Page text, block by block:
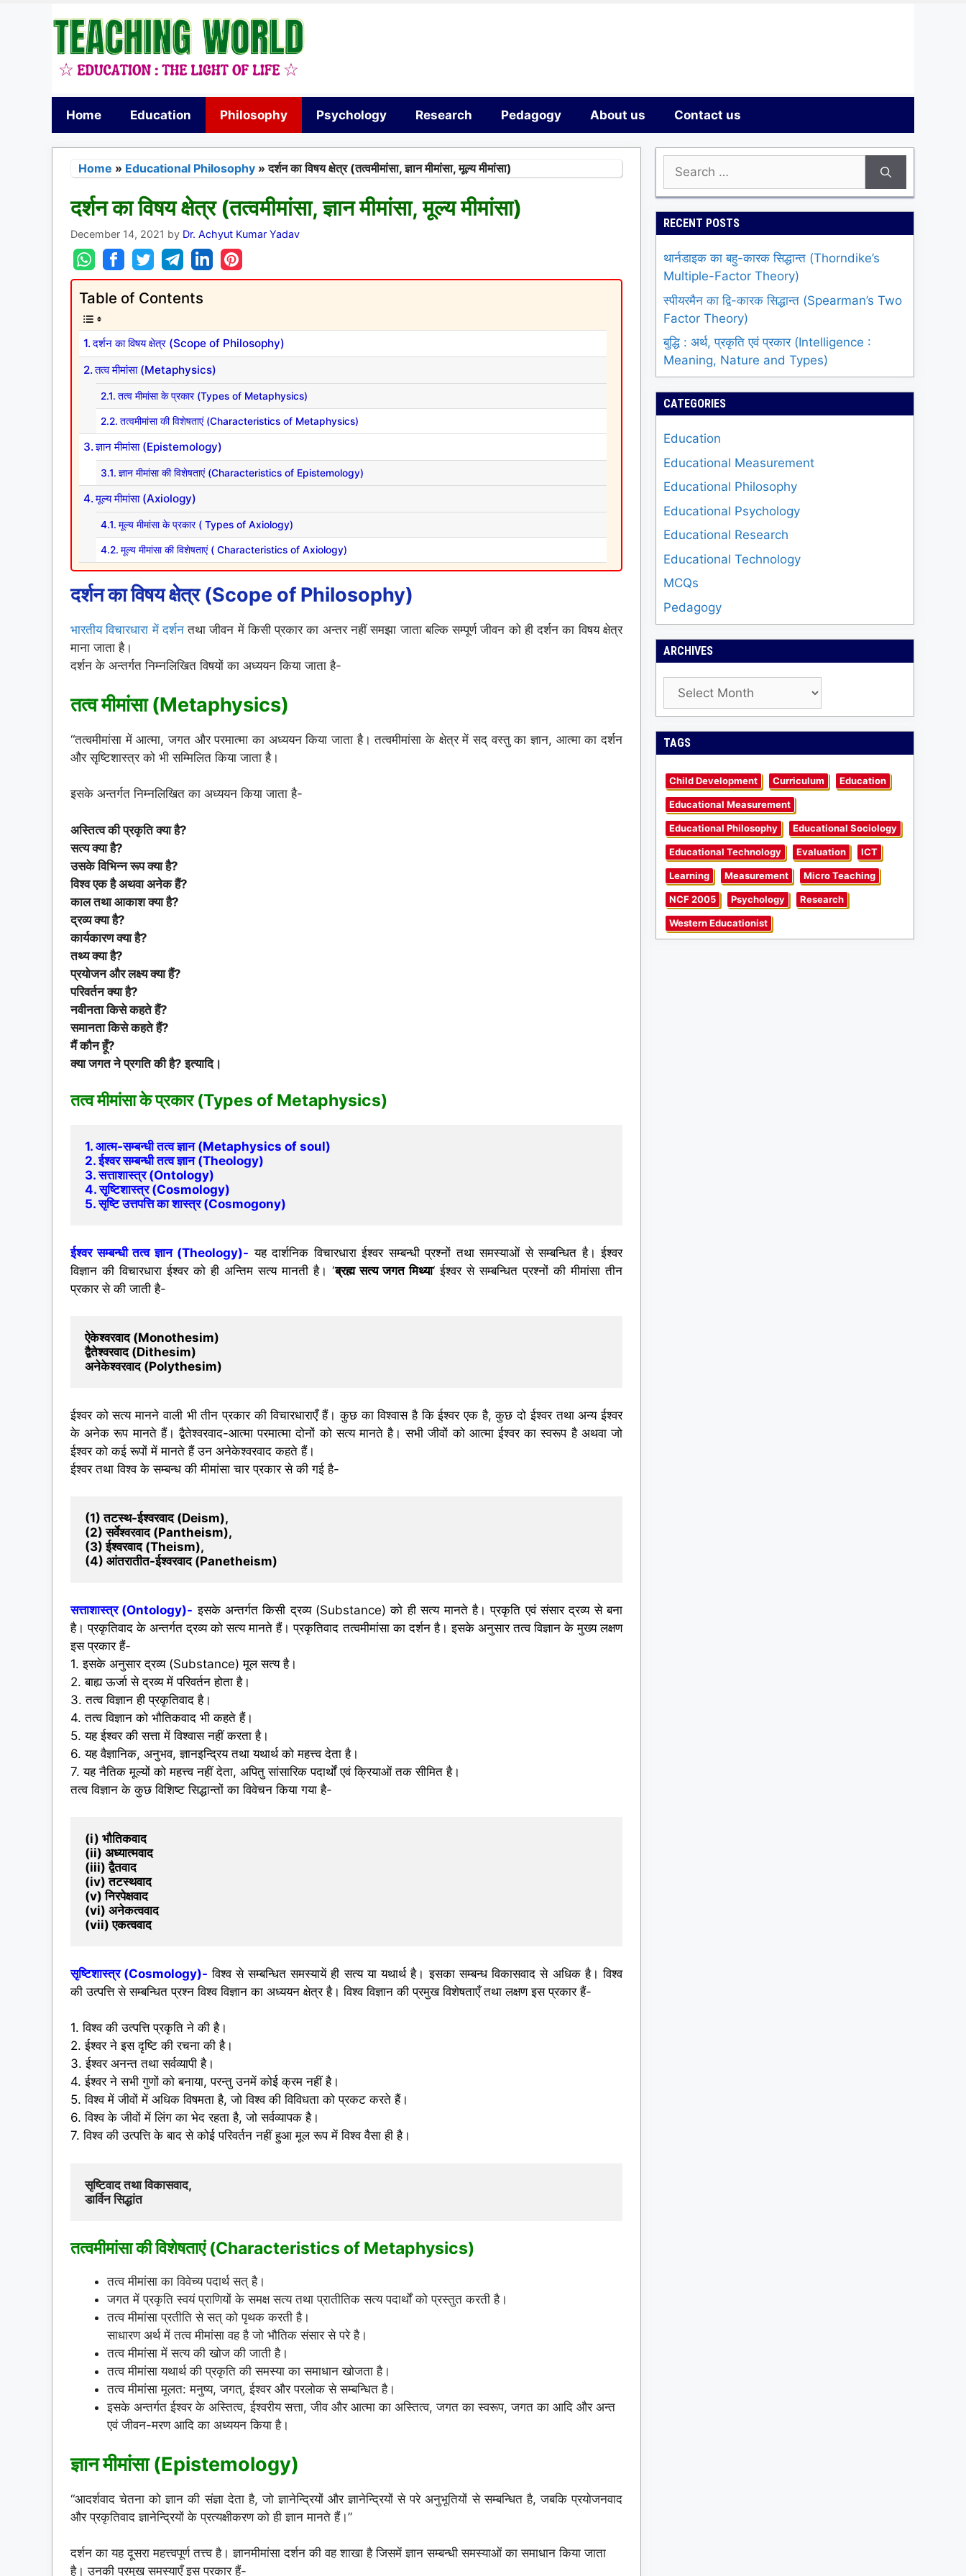
Home Education Philosophy Psychology Research Pedagogy About us Contact us
Home » Educational Philosophy »दर्शन का विषय क्षेत्र (तत्वमीमांसा, ज्ञान मीमांसा, मूल्य मीमांसा)
दर्शन का विषय क्षेत्र (तत्वमीमांसा, ज्ञान मीमांसा, मूल्य मीमांसा)
December 14, 2021 by Dr. Achyut Kumar Yadav
Table of Contents
दर्शन का विषय क्षेत्र (Scope of Philosophy)
तत्व मीमांसा (Metaphysics)
तत्व मीमांसा के प्रकार (Types of Metaphysics)
तत्वमीमांसा की विशेषताएं (Characteristics of Metaphysics)
ज्ञान मीमांसा (Epistemology)
ज्ञान मीमांसा की विशेषताएं (Characteristics of Epistemology)
मूल्य मीमांसा (Axiology)
मूल्य मीमांसा के प्रकार ( Types of Axiology)
मूल्य मीमांसा की विशेषताएं ( Characteristics of Axiology)
दर्शन का विषय क्षेत्र (Scope of Philosophy)
भारतीय विचारधारा में दर्शनतथा जीवन में किसी प्रकार का अन्तर नहीं समझा जाता बल्कि सम्पूर्ण जीवन को ही दर्शन का विषय क्षेत्र
माना जाता है।
दर्शन के अन्तर्गत निम्नलिखित विषयों का अध्ययन किया जाता है-
तत्व मीमांसा (Metaphysics)
“तत्वमीमांसा में आत्मा, जगत और परमात्मा का अध्ययन किया जाता है। तत्वमीमांसा के क्षेत्र में सद् वस्तु का ज्ञान, आत्मा का दर्शन
और सृष्टिशास्त्र को भी सम्मिलित किया जाता है।
इसके अन्तर्गत निम्नलिखित का अध्ययन किया जाता है-
अस्तित्व की प्रकृति क्या है?
सत्य क्या है?
उसके विभिन्न रूप क्या है?
विश्व एक है अथवा अनेक हैं?
काल तथा आकाश क्या है?
द्रव्य क्या है?
कार्यकारण क्या है?
तथ्य क्या है?
प्रयोजन और लक्ष्य क्या हैं?
परिवर्तन क्या है?
नवीनता किसे कहते हैं?
समानता किसे कहते हैं?
मैं कौन हूँ?
क्या जगत ने प्रगति की है? इत्यादि।
तत्व मीमांसा के प्रकार (Types of Metaphysics)
1. आत्म-सम्बन्धी तत्व ज्ञान (Metaphysics of soul)
2. ईश्वर सम्बन्धी तत्व ज्ञान (Theology)
3. सत्ताशास्त्र (Ontology)
4. सृष्टिशास्त्र (Cosmology)
5. सृष्टि उत्तपत्ति का शास्त्र (Cosmogony)
ईश्वर सम्बन्धी तत्व ज्ञान (Theology)- यह दार्शनिक विचारधारा ईश्वर सम्बन्धी प्रश्नों तथा समस्याओं से सम्बन्धित है। ईश्वर
विज्ञान की विचारधारा ईश्वर को ही अन्तिम सत्य मानती है। ‘ब्रह्म सत्य जगत मिथ्या‘ ईश्वर से सम्बन्धित प्रश्नों की मीमांसा तीन
प्रकार से की जाती है-
ऐकेश्वरवाद (Monothesim)
द्वैतेश्वरवाद (Dithesim)
अनेकेश्वरवाद (Polythesim)
ईश्वर को सत्य मानने वाली भी तीन प्रकार की विचारधाराएँ हैं। कुछ का विश्वास है कि ईश्वर एक है, कुछ दो ईश्वर तथा अन्य ईश्वर
के अनेक रूप मानते हैं। द्वैतेश्वरवाद-आत्मा परमात्मा दोनों को सत्य मानते है। सभी जीवों को आत्मा ईश्वर का स्वरूप है अथवा जो
ईश्वर को कई रूपों में मानते हैं उन अनेकेश्वरवाद कहते हैं।
ईश्वर तथा विश्व के सम्बन्ध की मीमांसा चार प्रकार से की गई है-
(1) तटस्थ-ईश्वरवाद (Deism),
(2) सर्वेश्वरवाद (Pantheism),
(4) आंतरातीत-ईश्वरवाद (Panetheism)
सत्ताशास्त्र (Ontology)- इसके अन्तर्गत किसी द्रव्य (Substance) को ही सत्य मानते है। प्रकृति एवं संसार द्रव्य से बना
है। प्रकृतिवाद के अन्तर्गत द्रव्य को सत्य मानते हैं। प्रकृतिवाद तत्वमीमांसा का दर्शन है। इसके अनुसार तत्व विज्ञान के मुख्य लक्षण
इसप्रकार हैं-
1. इसके अनुसार द्रव्य (Substance) मूल सत्य है।
2. बाह्य ऊर्जा से द्रव्य में परिवर्तन होता है।
3. तत्व विज्ञान ही प्रकृतिवाद है।
4. तत्व विज्ञान को भौतिकवाद भी कहते हैं।
5. यह ईश्वर की सत्ता में विश्वास नहीं करता है।
6. यह वैज्ञानिक, अनुभव, ज्ञानइन्द्रिय तथा यथार्थ को महत्त्व देता है।
7. यह नैतिक मूल्यों को महत्त्व नहीं देता, अपितु सांसारिक पदार्थों एवं क्रियाओं तक सीमित है।
तत्व विज्ञान के कुछ विशिष्ट सिद्धान्तों का विवेचन किया गया है-
(i) भौतिकवाद
(ii) अध्यात्मवाद
(iii) द्वैतवाद
(iv) तटस्थवाद
(v) निरपेक्षवाद
(vi) अनेकत्ववाद
(vii) एकत्ववाद
सृष्टिशास्त्र (Cosmology)- विश्व से सम्बन्धित समस्यायें ही सत्य या यथार्थ है। इसका सम्बन्ध विकासवाद से अधिक है। विश्व
की उत्पत्ति सेसम्बन्धित प्रश्न विश्व विज्ञान का अध्ययन क्षेत्र है। विश्व विज्ञान की प्रमुख विशेषताएँ तथा लक्षण इस प्रकार हैं-
1. विश्व की उत्पत्ति प्रकृति ने की है।
2. ईश्वर ने इस दृष्टि की रचना की है।
3. ईश्वर अनन्त तथा सर्वव्यापी है।
4. ईश्वर ने सभी गुणों को बनाया, परन्तु उनमें कोई क्रम नहीं है।
5. विश्व में जीवों में अधिक विषमता है, जो विश्व की विविधता को प्रकट करते हैं।
6. विश्व के जीवों में लिंग का भेद रहता है, जो सर्वव्यापक है।
7. विश्व की उत्पत्ति के बाद से कोई परिवर्तन नहीं हुआ मूल रूप में विश्व वैसा ही है।
सृष्टिवाद तथा विकासवाद,
डार्विन सिद्धांत
तत्वमीमांसा की विशेषताएं (Characteristics of Metaphysics)
तत्व मीमांसा का विवेच्य पदार्थ सत् है।
जगत में प्रकृति स्वयं प्राणियों के समक्ष सत्य तथा प्रातीतिक सत्य पदार्थों को प्रस्तुत करती है।
तत्व मीमांसा प्रतीति से सत् को पृथक करती है।
साधारण अर्थ में तत्व मीमांसा वह है जो भौतिक संसार से परे है।
तत्व मीमांसा में सत्य की खोज की जाती है।
तत्व मीमांसा यथार्थ की प्रकृति की समस्या का समाधान खोजता है।
तत्व मीमांसा मूलत: मनुष्य, जगत्, ईश्वर और परलोक से सम्बन्धित है।
इसके अन्तर्गत ईश्वर के अस्तित्व, ईश्वरीय सत्ता, जीव और आत्मा का अस्तित्व, जगत का स्वरूप, जगत का आदि और अन्त
एवं जीवन-मरण आदि का अध्ययन किया है।
ज्ञान मीमांसा (Epistemology)
“आदर्शवाद चेतना को ज्ञान की संज्ञा देता है, जो ज्ञानेन्द्रियों और ज्ञानेन्द्रियों से परे अनुभूतियों से सम्बन्धित है, जबकि प्रयोजनवाद
और प्रकृतिवाद ज्ञानेन्द्रियों के प्रत्यक्षीकरण को ही ज्ञान मानते हैं।”
दर्शन का यह दूसरा महत्त्वपूर्ण तत्त्व है। ज्ञानमीमांसा दर्शन की वह शाखा है जिसमें ज्ञान सम्बन्धी समस्याओं का समाधान किया जाता
है। उनकी प्रमुख समस्याएँ इस प्रकार हैं-
Search
for:
RECENT POSTS
थार्नडाइक का बहु-कारक सिद्धान्त (Thorndike’s
Multiple-Factor Theory)
स्पीयरमैन का द्वि-कारक सिद्धान्त (Spearman’s Two
Factor Theory)
बुद्धि : अर्थ, प्रकृति एवं प्रकार (Intelligence :
Meaning, Nature and Types)
CATEGORIES
Education
Educational Measurement
Educational Philosophy
Educational Psychology
Educational Research
Educational Technology
MCQs
Pedagogy
ARCHIVES
Archives
TAGS
Child Development Curriculum Education
Educational Measurement
Educational Philosophy Educational Sociology
Educational Technology Evaluation ICT
Learning Measurement Micro Teaching
NCF 2005 Psychology Research
Western Educationist